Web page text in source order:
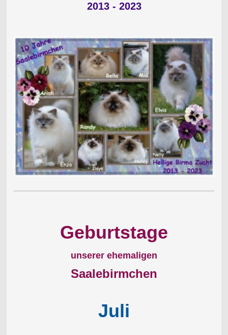
2013 - 2023
Geburtstage
unserer ehemaligen
Saalebirmchen
Juli